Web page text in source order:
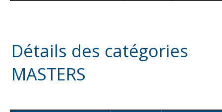
Détails des catégories
MASTERS